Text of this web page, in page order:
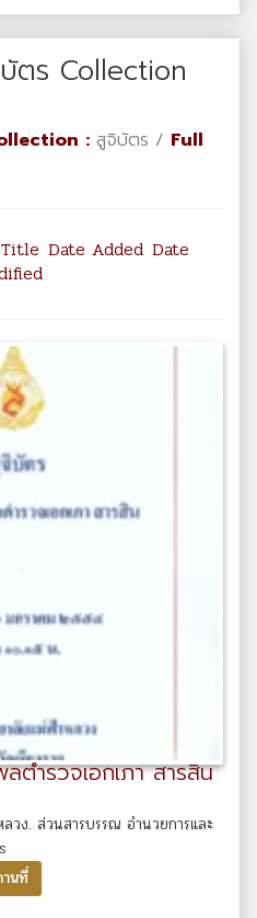
ตร Collection
: สูจิบัตร / Full
Title Date Added Date
ตำรวจเอกเภา สารสิน
วง. ส่วนสารบรรณ อำนวยการและ
านที่